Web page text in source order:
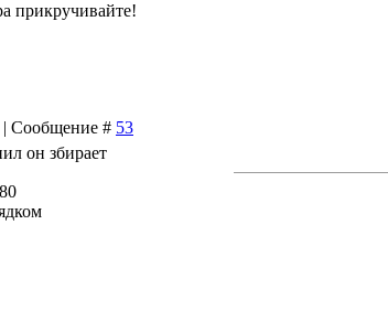
прикручивайте!
| Сообщение # 53
он збирает